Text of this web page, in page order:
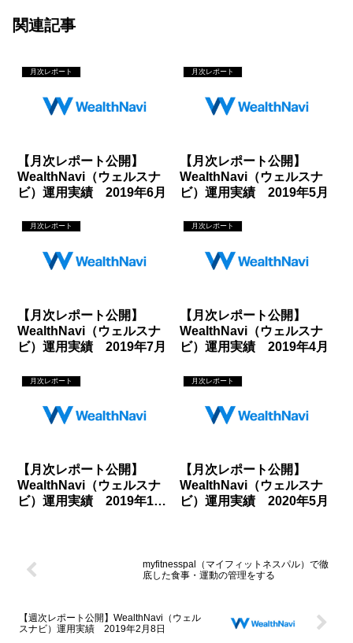
関連記事
月次レポート
【月次レポート公開】
WealthNavi（ウェルスナ
ビ）運用実績 2019年6月
月次レポート
【月次レポート公開】
WealthNavi（ウェルスナ
ビ）運用実績 2019年5月
月次レポート
【月次レポート公開】
WealthNavi（ウェルスナ
ビ）運用実績 2019年7月
月次レポート
【月次レポート公開】
WealthNavi（ウェルスナ
ビ）運用実績 2019年4月
月次レポート
【月次レポート公開】
WealthNavi（ウェルスナ
ビ）運用実績 2019年10
月次レポート
【月次レポート公開】
WealthNavi（ウェルスナ
ビ）運用実績 2020年5月
myfitnesspal（マイフィットネスパル）で徹
底した食事・運動の管理をする
【週次レポート公開】WealthNavi（ウェル
スナビ）運用実績 2019年2月8日